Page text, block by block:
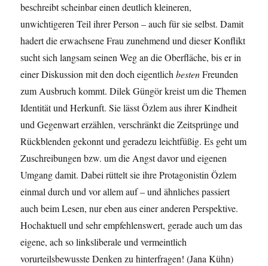
beschreibt scheinbar einen deutlich kleineren,
unwichtigeren Teil ihrer Person – auch für sie selbst. Damit
hadert die erwachsene Frau zunehmend und dieser Konflikt
sucht sich langsam seinen Weg an die Oberfläche, bis er in
einer Diskussion mit den doch eigentlichbestenFreunden
zum Ausbruch kommt. Dilek Güngör kreist um die Themen
Identität und Herkunft. Sie lässt Özlem aus ihrer Kindheit
und Gegenwart erzählen, verschränkt die Zeitsprünge und
Rückblenden gekonnt und geradezu leichtfüßig. Es geht um
Zuschreibungen bzw. um die Angst davor und eigenen
Umgang damit. Dabei rüttelt sie ihre Protagonistin Özlem
einmal durch und vor allem auf – und ähnliches passiert
auch beim Lesen, nur eben aus einer anderen Perspektive.
Hochaktuell und sehr empfehlenswert, gerade auch um das
eigene, ach so linksliberale und vermeintlich
vorurteilsbewusste Denken zu hinterfragen! (Jana Kühn)